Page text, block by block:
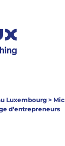
Luxembourg>
d’entrepreneurs